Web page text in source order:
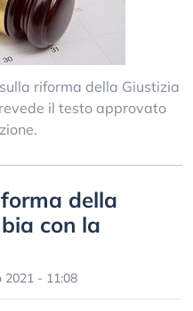
riforma della Giustizia
il testo approvato
della
con la
2021 - 11:08